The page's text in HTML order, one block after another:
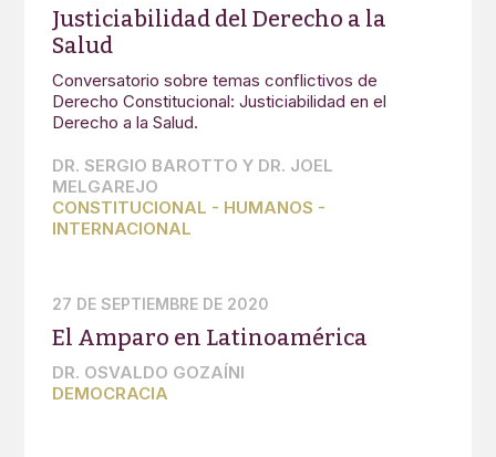
Justiciabilidad del Derecho a la
Salud
Conversatorio sobre temas conflictivos de
Derecho Constitucional: Justiciabilidad en el
Derecho a la Salud.
DR. SERGIO BAROTTO Y DR. JOEL
MELGAREJO
CONSTITUCIONAL - HUMANOS -
INTERNACIONAL
27 DE SEPTIEMBRE DE 2020
El Amparo en Latinoamérica
DR. OSVALDO GOZAÍNI
DEMOCRACIA